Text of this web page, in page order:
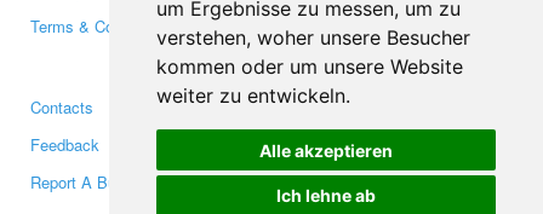
um Ergebnisse zu messen, um zu
verstehen, woher unsere Besucher
kommen oder um unsere Website
weiter zu entwickeln.
Alle akzeptieren
Ich lehne ab
Terms & Conditions
Media
Contacts
Feedback
Report A Bug
Facebook
Twitter
YouTube